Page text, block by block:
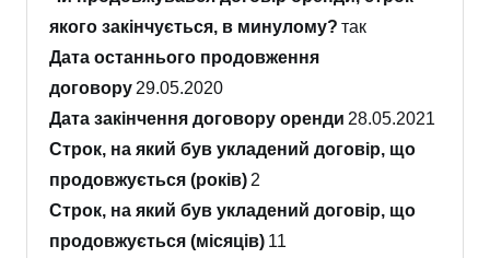
якого закінчується, в минулому? так
Дата останнього продовження
договору 29.05.2020
Дата закінчення договору оренди 28.05.2021
Строк, на який був укладений договір, що
продовжується (років) 2
Строк, на який був укладений договір, що
продовжується (місяців) 11